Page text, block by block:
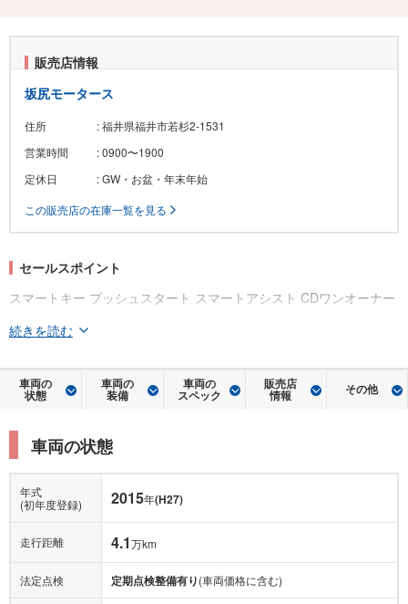
販売店情報
坂尻モータース
住所
: 福井県福井市若杉2-1531
営業時間
: 0900〜1900
定休日
: GW・お盆・年末年始
この販売店の在庫一覧を見る
セールスポイント
スマートキー プッシュスタート スマートアシスト CDワンオーナー
続きを読む
車両の
状態
車両の
装備
車両の
スペック
販売店
情報 その他
車両の状態
年式
(初年度登録)
2015年(H27)
走行距離 4.1万km
法定点検 定期点検整備有り(車両価格に含む)